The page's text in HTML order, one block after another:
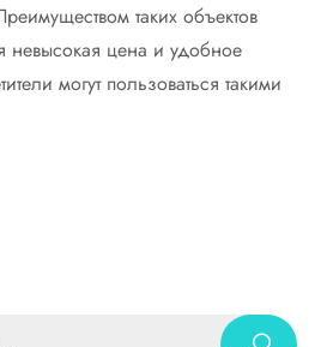
таких объектов
невысокая цена и удобное
могут пользоваться такими